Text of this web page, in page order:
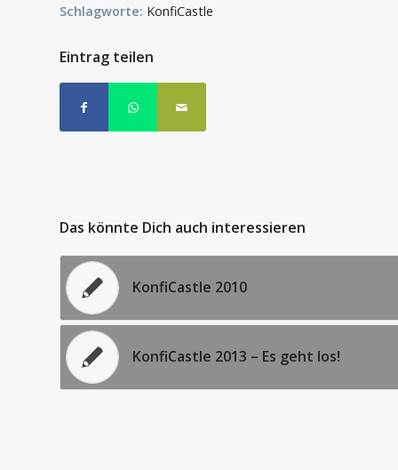
Schlagworte: KonfiCastle
Eintrag teilen
Das könnte Dich auch interessieren
KonfiCastle 2010
KonfiCastle 2013 – Es geht los!